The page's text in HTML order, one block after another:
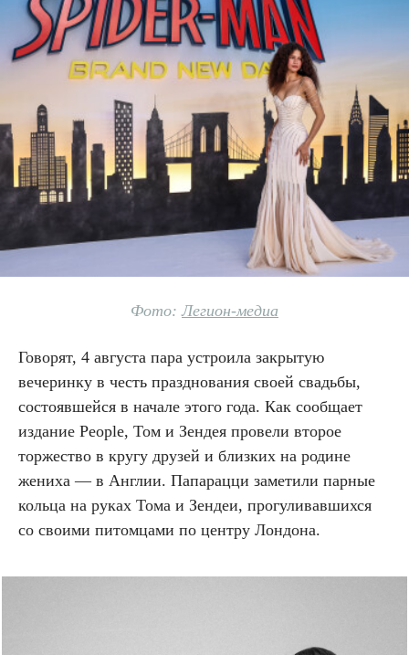
Фото:Легион-медиа
Говорят, 4 августа пара устроила закрытую
вечеринку в честь празднования своей свадьбы,
состоявшейся в начале этого года. Как сообщает
издание People, Том и Зендея провели второе
торжество в кругу друзей и близких на родине
жениха — в Англии. Папарацци заметили парные
кольца на руках Тома и Зендеи, прогуливавшихся
со своими питомцами по центру Лондона.